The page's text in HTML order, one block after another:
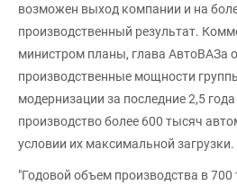
возможен выход компании и на
производственный результат.
министром планы, глава АвтоВАЗа
производственные мощности
модернизации за последние 2,5
производство более 600 тысяч
условии их максимальной загрузки.
"Годовой объем производства в